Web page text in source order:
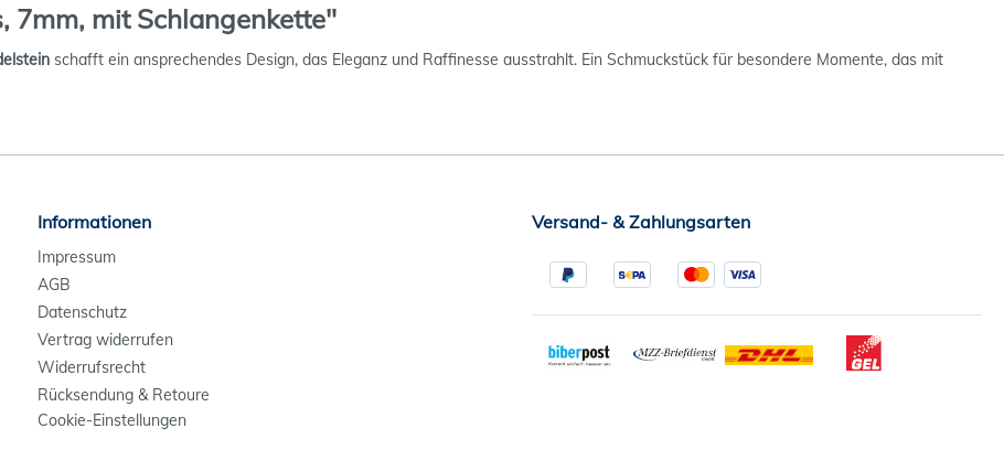
7mm, mit Schlangenkette"
schafft ein ansprechendes Design, das Eleganz und Raffinesse ausstrahlt. Ein Schmuckstück für besondere Momente, das mit
Informationen
Impressum
AGB
Datenschutz
Vertrag widerrufen
Widerrufsrecht
Rücksendung & Retoure
Cookie-Einstellungen
Versand- & Zahlungsarten